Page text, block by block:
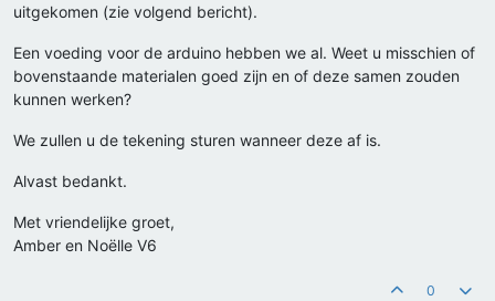
uitgekomen (zie volgend bericht).
Een voeding voor de arduino hebben we al. Weet u misschien of
bovenstaande materialen goed zijn en of deze samen zouden
kunnen werken?
We zullen u de tekening sturen wanneer deze af is.
Alvast bedankt.
Met vriendelijke groet,
Amber en Noëlle V6
0